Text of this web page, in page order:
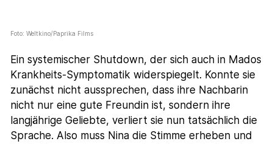
Foto: Weltkino/Paprika Films
Ein systemischer Shutdown, der sich auch in Mados
Krankheits-Symptomatik widerspiegelt. Konnte sie
zunächst nicht aussprechen, dass ihre Nachbarin
nicht nur eine gute Freundin ist, sondern ihre
langjährige Geliebte, verliert sie nun tatsächlich die
Sprache. Also muss Nina die Stimme erheben und